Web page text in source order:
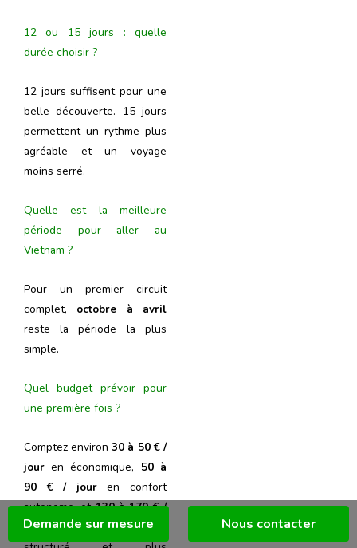
12 ou 15 jours : quelle
durée choisir ?
12 jours suffisent pour une
belle découverte. 15 jours
permettent un rythme plus
agréable et un voyage
moins serré.
Quelle est la meilleure
période pour aller au
Vietnam ?
Pour un premier circuit
complet, octobre à avril
reste la période la plus
simple.
Quel budget prévoir pour
une première fois ?
Comptez environ30 à 50 € /
jour en économique, 50 à
90 € / jouren confort
autonome, et130 à 170 € /
jourpour un voyage plus
Demande sur mesure Nous contacter